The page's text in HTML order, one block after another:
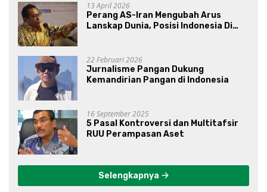
13 April 2026
Perang AS-Iran Mengubah Arus
Lanskap Dunia, Posisi Indonesia Di
22 Februari 2026
Jurnalisme Pangan Dukung
Kemandirian Pangan di Indonesia
16 September 2025
5 Pasal Kontroversi dan Multitafsir
RUU Perampasan Aset
Selengkapnya